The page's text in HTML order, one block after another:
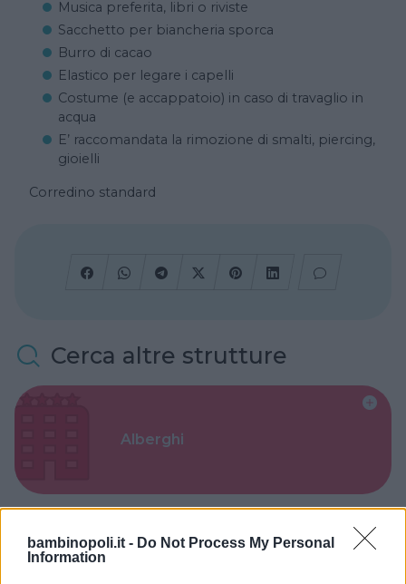
bambinopoli.it - Do Not Process My Personal
Information
Musica preferita, libri o riviste
Sacchetto per biancheria sporca
Burro di cacao
Elastico per legare i capelli
Costume (e accappatoio) in caso di travaglio in
acqua
E’ raccomandata la rimozione di smalti, piercing,
gioielli
Corredino standard
Cerca altre strutture
Alberghi